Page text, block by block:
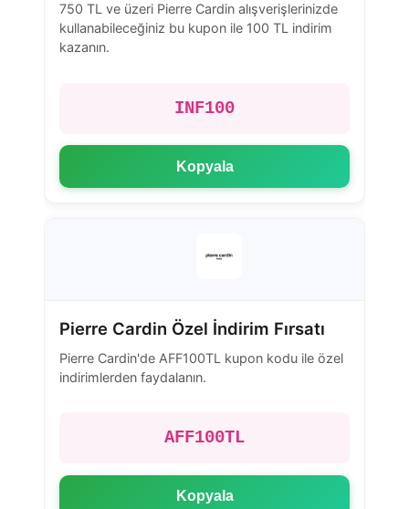
750 TL ve üzeri Pierre Cardin alışverişlerinizde
kullanabileceğiniz bu kupon ile 100 TL indirim
kazanın.
INF100
Kopyala
Pierre Cardin Özel İndirim Fırsatı
Pierre Cardin'de AFF100TL kupon kodu ile özel
indirimlerden faydalanın.
AFF100TL
Kopyala